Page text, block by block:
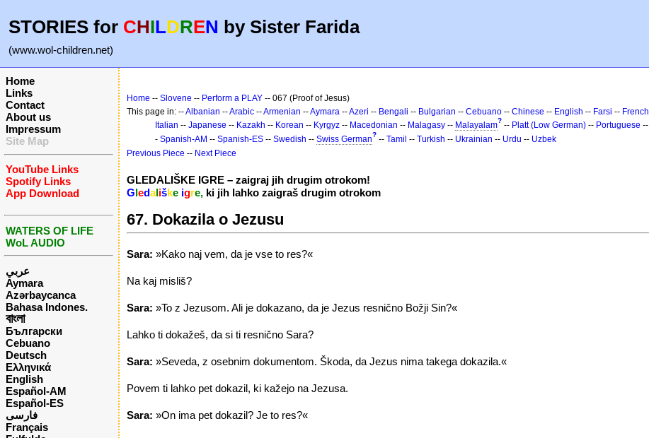
STORIES for CHILDREN by Sister Farida
(www.wol-children.net)
Home
Links
Contact
About us
Impressum
Site Map
YouTube Links
Spotify Links
App Download
WATERS OF LIFE
WoL AUDIO
عربي
Aymara
Azərbaycanca
Bahasa Indones.
বাংলা
Български
Cebuano
Deutsch
Ελληνικά
English
Español-AM
Español-ES
فارسی
Français
Home -- Slovene -- Perform a PLAY -- 067 (Proof of Jesus)
This page in: --Albanian --Arabic --Armenian --Aymara --Azeri -- Bengali -- Bulgarian -- Cebuano -- Chinese -- English -- Farsi -- French
Italian -- Japanese -- Kazakh -- Korean -- Kyrgyz -- Macedonian -- Malagasy -- Malayalam? -- Platt (Low German) -- Portuguese --
- Spanish-AM -- Spanish-ES -- Swedish -- Swiss German? -- Tamil -- Turkish -- Ukrainian -- Urdu -- Uzbek
Previous Piece -- Next Piece
GLEDALIŠKE IGRE – zaigraj jih drugim otrokom!
Gledališke igre, ki jih lahko zaigraš drugim otrokom
67. Dokazila o Jezusu
Sara: »Kako naj vem, da je vse to res?«
Na kaj misliš?
Sara: »To z Jezusom. Ali je dokazano, da je Jezus resnično Božji Sin?«
Lahko ti dokažeš, da si ti resnično Sara?
Sara: »Seveda, z osebnim dokumentom. Škoda, da Jezus nima takega dokazila.«
Povem ti lahko pet dokazil, ki kažejo na Jezusa.
Sara: »On ima pet dokazil? Je to res?«